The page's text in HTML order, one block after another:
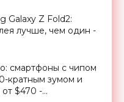
ценник от $612 -
Galaxy Z Fold2:
лучше, чем один -
смартфоны с чипом
кратным зумом и
$470 -